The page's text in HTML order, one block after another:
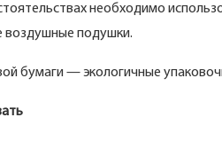
необходимо
воздушные подушки.